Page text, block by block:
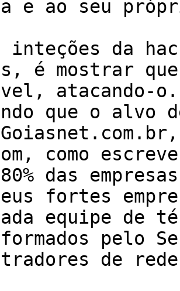
e ao seu
inteções da
é mostrar
atacando-
que o alvo
como
das
fortes
equipe de
pelo
de